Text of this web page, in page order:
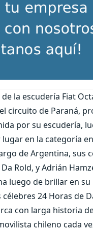
la escudería Fiat
circuito de Paraná,
por su escudería,
en la categoría
de Argentina, sus
Rold, y Adrián
luego de brillar en
24 Horas de
con larga historia
chileno cada